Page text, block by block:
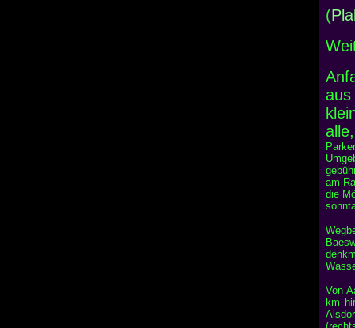
(
aus
am
die
Von
km